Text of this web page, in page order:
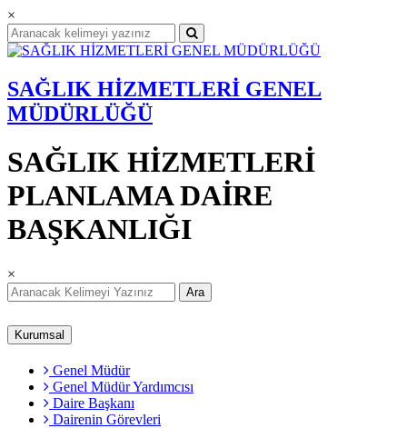
×
SAĞLIK HİZMETLERİ GENEL
MÜDÜRLÜĞÜ
SAĞLIK HİZMETLERİ
PLANLAMA DAİRE
BAŞKANLIĞI
×
Ara
Kurumsal
Genel Müdür
Genel Müdür Yardımcısı
Daire Başkanı
Dairenin Görevleri